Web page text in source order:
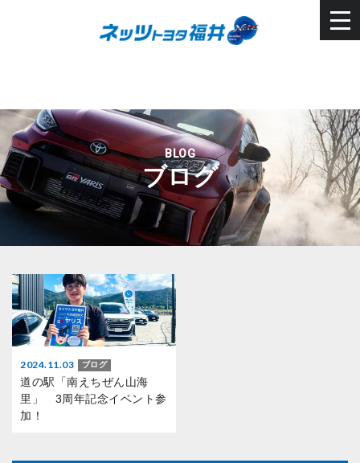
BLOG
ブログ
2024.11.03 ブログ
道の駅「南えちぜん山海
里」 3周年記念イベント参
加！